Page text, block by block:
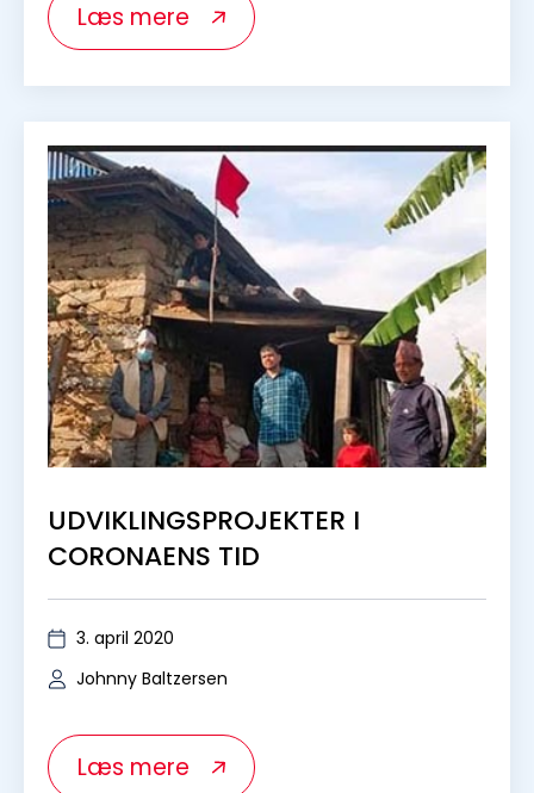
Læs mere
UDVIKLINGSPROJEKTER I
CORONAENS TID
3. april 2020
Johnny Baltzersen
Læs mere